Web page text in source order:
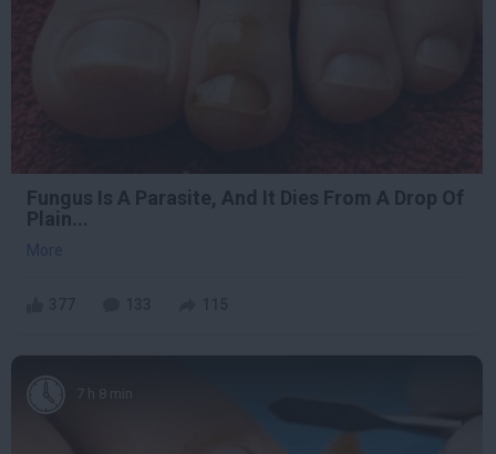
Fungus Is A Parasite, And It Dies From A Drop Of
Plain...
More
7 h 8 min